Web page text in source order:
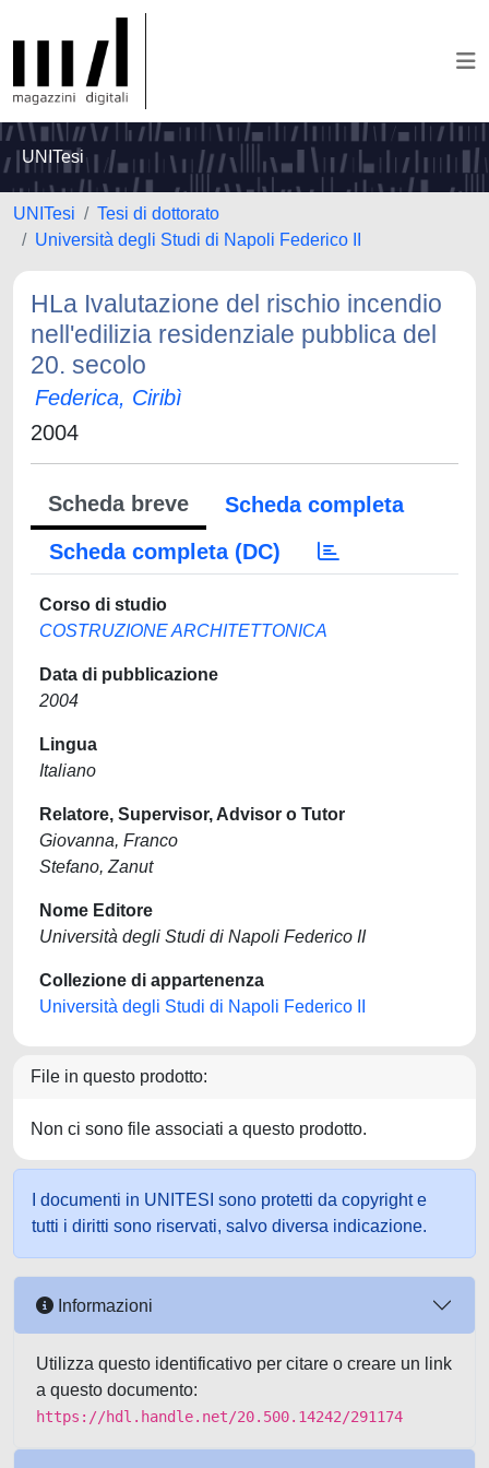
UNITesi
UNITesi
Tesi di dottorato
Università degli Studi di Napoli Federico II
HLa Ivalutazione del rischio incendio
nell'edilizia residenziale pubblica del
20. secolo
Federica, Ciribì
2004
Scheda breve
Scheda completa
Scheda completa (DC)
Corso di studio
COSTRUZIONE ARCHITETTONICA
Data di pubblicazione
2004
Lingua
Italiano
Relatore, Supervisor, Advisor o Tutor
Giovanna, Franco
Stefano, Zanut
Nome Editore
Università degli Studi di Napoli Federico II
Collezione di appartenenza
Università degli Studi di Napoli Federico II
File in questo prodotto:
Non ci sono file associati a questo prodotto.
I documenti in UNITESI sono protetti da copyright e
tutti i diritti sono riservati, salvo diversa indicazione.
Informazioni
Utilizza questo identificativo per citare o creare un link
a questo documento:
https://hdl.handle.net/20.500.14242/291174